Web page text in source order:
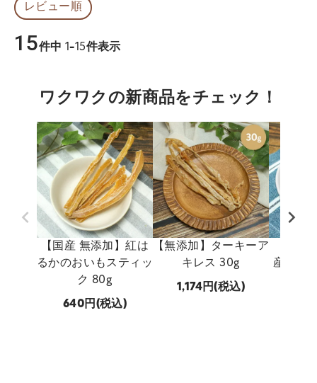
レビュー順
15件中 1-15件表示
ワクワクの新商品をチェック！
【国産 無添加】紅は
るかのおいもスティッ
ク 80g
640 (税込)
【無添加】ターキーア
キレス 30g
1,174 (税込)
産 穴子